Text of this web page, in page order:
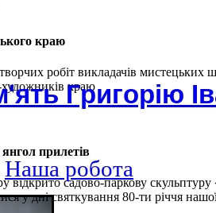
краю
робіт викладачів мистецьких
художників краю
прилетів
відкрито садово-паркову скульптуру
у дні святкування 80-ти річчя
Григорію
Наша робота